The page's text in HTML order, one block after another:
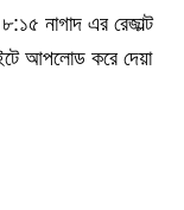
নাগাদ এর রেজাল্ট
আপলোড করে দেয়া